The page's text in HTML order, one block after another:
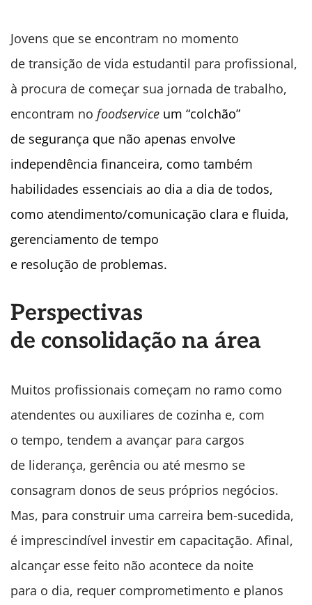
Jovens que se encontram no momento
de transição de vida estudantil para profissional,
à procura de começar sua jornada de trabalho,
encontram no foodservice um “colchão”
de segurança que não apenas envolve
independência financeira, como também
habilidades essenciais ao dia a dia de todos,
como atendimento/comunicação clara e fluida,
gerenciamento de tempo
e resolução de problemas.
Perspectivas
de consolidação na área
Muitos profissionais começam no ramo como
atendentes ou auxiliares de cozinha e, com
o tempo, tendem a avançar para cargos
de liderança, gerência ou até mesmo se
consagram donos de seus próprios negócios.
Mas, para construir uma carreira bem-sucedida,
é imprescindível investir em capacitação. Afinal,
alcançar esse feito não acontece da noite
para o dia, requer comprometimento e planos